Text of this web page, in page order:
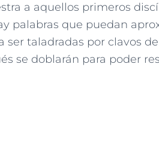
a aquellos primeros
palabras que puedan
ser taladradas por clavos
se doblarán para poder